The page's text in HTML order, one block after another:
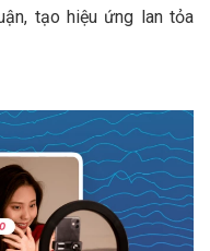
tạo hiệu ứng lan tỏa